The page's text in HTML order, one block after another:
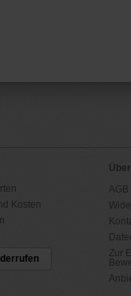
Kosten
AGB
Zur